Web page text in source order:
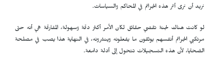
نريد أن نرى أثر هذه الجرائم في المحاكم والسياسات.
لو كانت هناك لجنة تقصي حقائق لكان الأمر أكثر دقة وسهولة، المفارقة هي أنه حتى
مرتكبي الجرائم أنفسهم يوثقون ما يفعلونه وينشرونه، في النهاية هذا يصب في مصلحة
الضحايا، لأن هذه التسجيلات تتحول إلى أدلة دامغة.